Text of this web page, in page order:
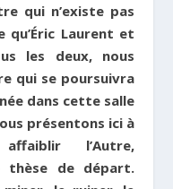
qui n’existe pas
qu’Éric Laurent et
les deux, nous
qui se poursuivra
dans cette salle
présentons ici à
l’Autre,
thèse de départ.